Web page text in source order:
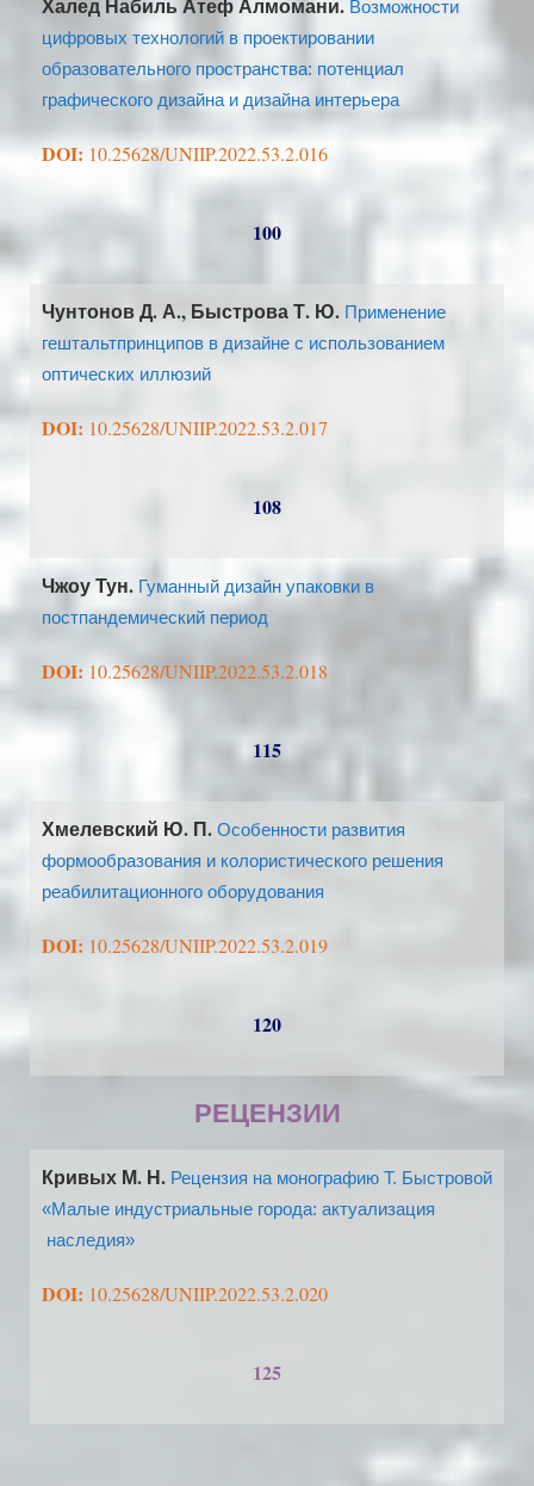
Халед Набиль Атеф Алмомани. Возможности
цифровых технологий в проектировании
образовательного пространства: потенциал
графического дизайна и дизайна интерьера
DOI: 10.25628/UNIIP.2022.53.2.016
100
Чунтонов Д. А., Быстрова Т. Ю. Применение
гештальтпринципов в дизайне с использованием
оптических иллюзий
DOI: 10.25628/UNIIP.2022.53.2.017
108
Чжоу Тун. Гуманный дизайн упаковки в
постпандемический период
DOI: 10.25628/UNIIP.2022.53.2.018
115
Хмелевский Ю. П. Особенности развития
формообразования и колористического решения
реабилитационного оборудования
DOI: 10.25628/UNIIP.2022.53.2.019
120
РЕЦЕНЗИИ
Кривых М. Н. Рецензия на монографию Т. Быстровой
«Малые индустриальные города: актуализация
наследия»
DOI: 10.25628/UNIIP.2022.53.2.020
125